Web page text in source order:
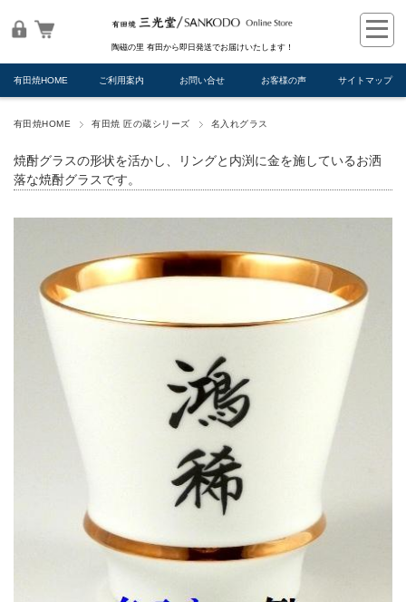
陶磁の里 有田から即日発送でお届けいたします！
有田焼HOME ご利用案内 お問い合せ お客様の声 サイトマップ
有田焼HOME 有田焼 匠の蔵シリーズ 名入れグラス
焼酎グラスの形状を活かし、リングと内渕に金を施しているお洒
落な焼酎グラスです。